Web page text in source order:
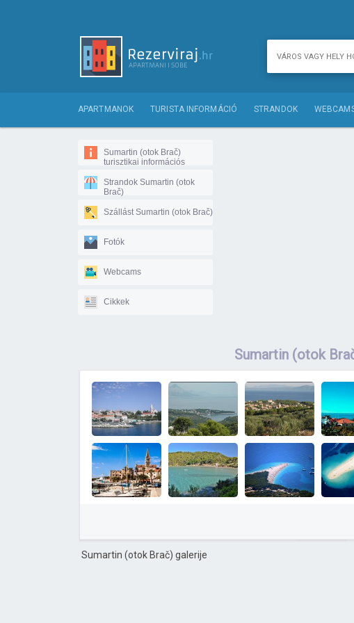
APARTMANOK TURISTA INFORMÁCIÓ STRANDOK
Sumartin (otok Brač)
turisztikai információs
Strandok Sumartin (otok
Brač)
Szállást Sumartin (otok Brač)
Fotók
Webcams
Cikkek
Sumartin (otok
Sumartin (otok Brač) galerije